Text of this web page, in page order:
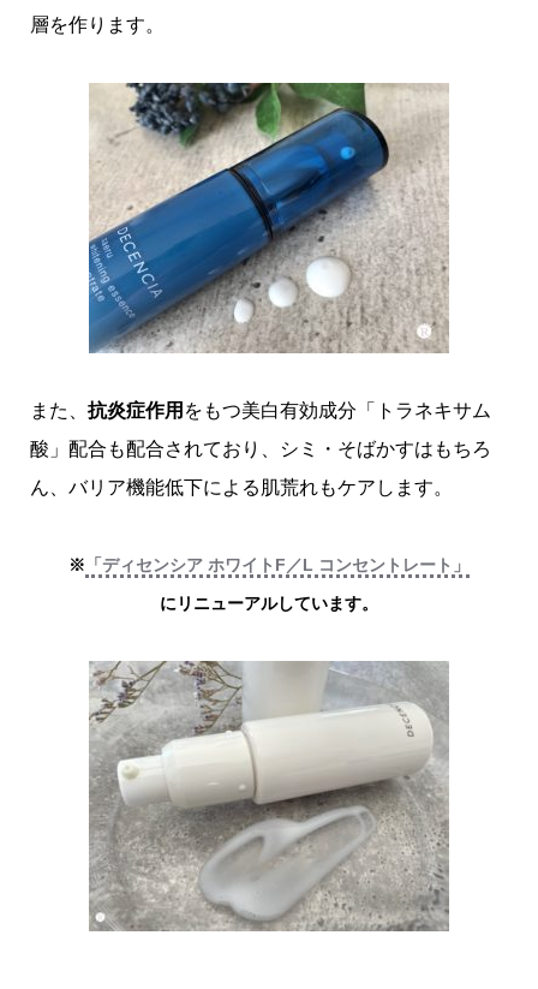
層を作ります。
また、 抗炎症作用 をもつ美白有効成分「トラネキサム
酸」配合も配合されており、シミ・そばかすはもちろ
ん、バリア機能低下による肌荒れもケアします。
※ 「ディセンシア ホワイトF／L コンセントレート」
にリニューアルしています。